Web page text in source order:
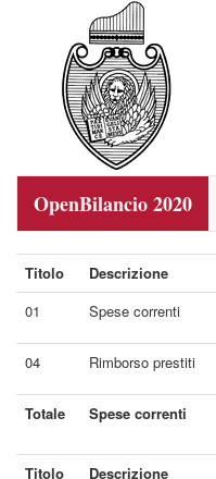
OpenBilancio 2020
Titolo Descrizione
01
Spese correnti
04 Rimborso prestiti
Totale Spese correnti
Titolo Descrizione